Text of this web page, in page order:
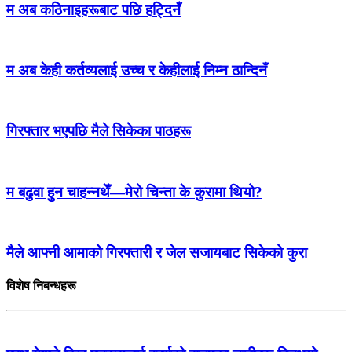
म अब कठिनाइहरूबाट पछि हट्दिनँ
म अब केही कर्तव्यलाई उच्च र केहीलाई निम्न ठान्दिनँ
गिरफ्तार भएपछि मैले सिकेका पाठहरू
म बढुवा हुन चाहन्नथेँ—मेरो चिन्ता के कुरामा थियो?
मैले आफ्नी आमाको गिरफ्तारी र जेल सजायबाट सिकेको कुरा
विशेष निबन्धहरू